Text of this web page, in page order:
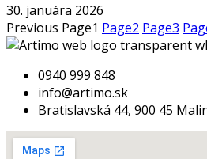
30. januára 2026
Previous Page1 Page2 Page3
0940 999 848
info@artimo.sk
Bratislavská 44, 900 45